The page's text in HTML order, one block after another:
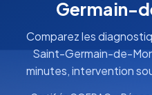
Germain-
Comparez les
Saint-Germain-de-
minutes, intervention